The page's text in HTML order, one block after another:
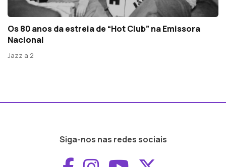
Os 80 anos da estreia de “Hot Club” na Emissora
Nacional
Jazz a 2
Siga-nos nas redes sociais